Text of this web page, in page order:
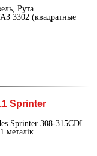
Рута.
3302 (квадратные
Sprinter
Sprinter 308-315CDI
металік